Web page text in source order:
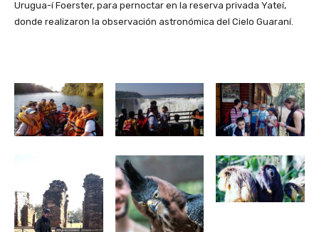
Urugua-í Foerster, para pernoctar en la reserva privada Yateí,
donde realizaron la observación astronómica del Cielo Guaraní.